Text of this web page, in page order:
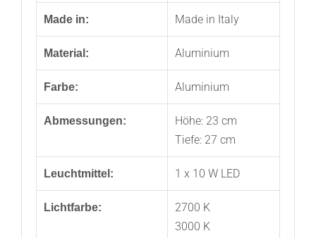
Made in: Made in Italy
Material: Aluminium
Farbe: Aluminium
Abmessungen:
Höhe: 23 cm
Tiefe: 27 cm
Leuchtmittel: 1 x 10 W LED
Lichtfarbe:
2700 K
3000 K